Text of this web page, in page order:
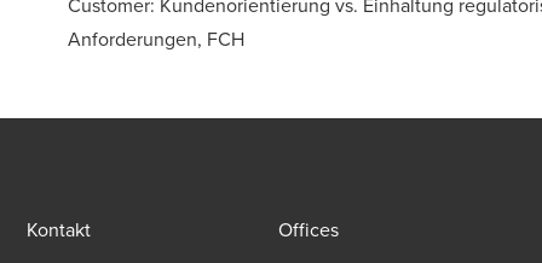
Anforderungen, FCH
Kontakt
Offices